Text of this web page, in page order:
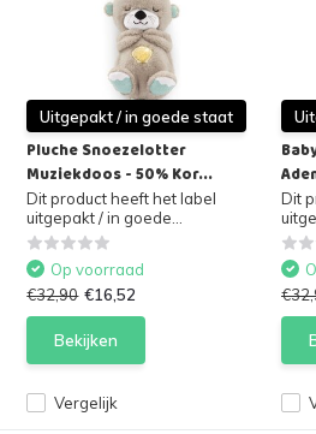
Uitgepakt / in goede staat
Pluche Snoezelotter
Muziekdoos - 50% Kor...
Dit product heeft het label
uitgepakt / in goede...
Vergelijk
Op voorraad
€32,90 €16,52
Bekijken
Dit